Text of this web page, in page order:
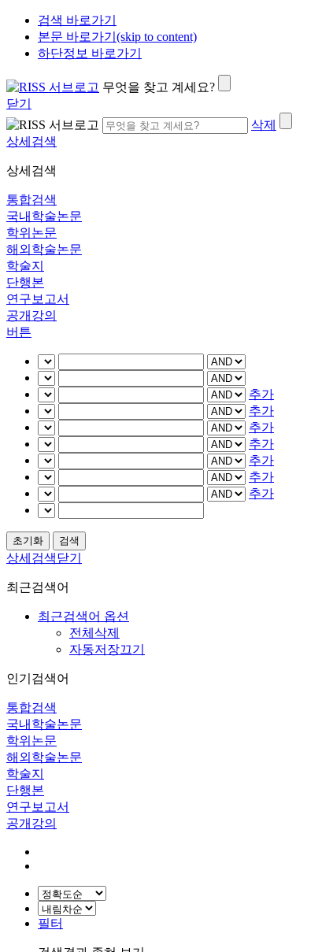
검색 바로가기
본문 바로가기(skip to content)
하단정보 바로가기
무엇을 찾고 계세요?
닫기
삭제
상세검색
상세검색
통합검색
국내학술논문
학위논문
해외학술논문
학술지
단행본
연구보고서
공개강의
버튼
추가
추가
추가
추가
추가
추가
추가
상세검색닫기
최근검색어
최근검색어 옵션
전체삭제
자동저장끄기
인기검색어
통합검색
국내학술논문
학위논문
해외학술논문
학술지
단행본
연구보고서
공개강의
필터